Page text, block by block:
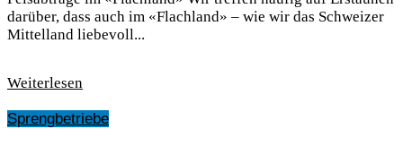
darüber, dass auch im «Flachland» – wie wir das Schweizer
Mittelland liebevoll...
Weiterlesen
Sprengbetriebe